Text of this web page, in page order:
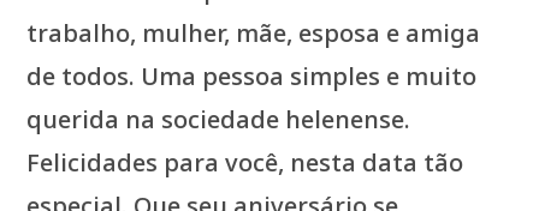
trabalho, mulher, mãe, esposa e amiga
de todos. Uma pessoa simples e muito
querida na sociedade helenense.
Felicidades para você, nesta data tão